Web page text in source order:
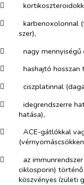
​
​
karbenoxolonnal
szer),
​
nagy mennyiségű
​
hashajtó hosszan
​
ciszplatinnal
​
idegrendszerre
hatása),
​
ACE-gátlókkal
​
az
ciklosporin)
köszvényes ízületi